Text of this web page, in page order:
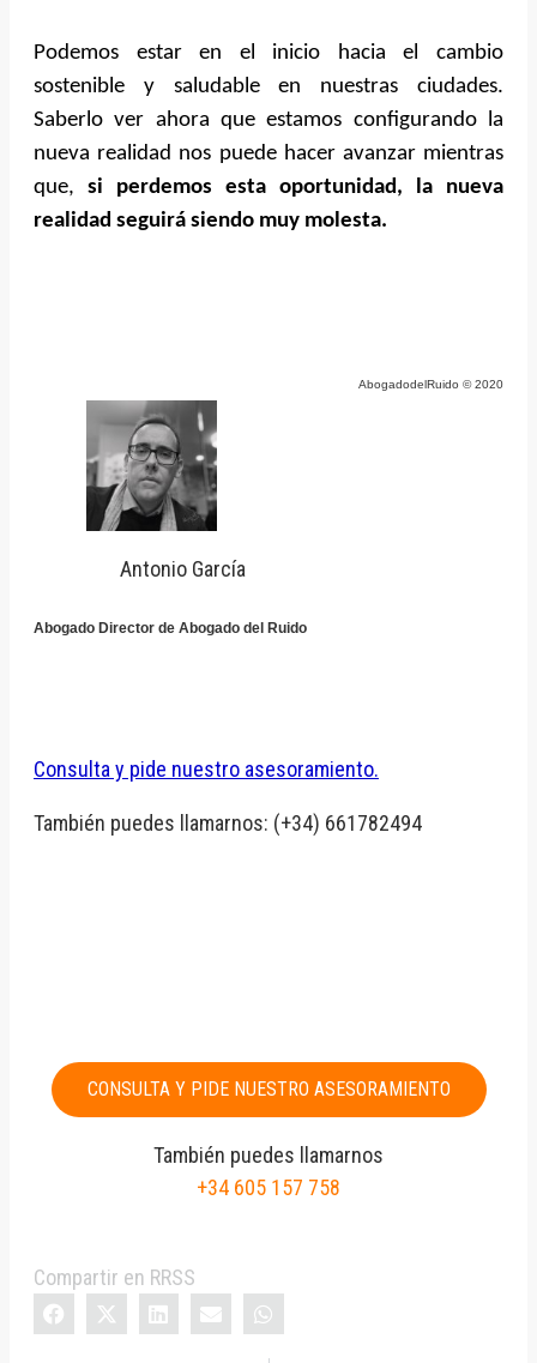
Podemos estar en el inicio hacia el cambio
sostenible y saludable en nuestras ciudades.
Saberlo ver ahora que estamos configurando la
nueva realidad nos puede hacer avanzar mientras
que, si perdemos esta oportunidad, la nueva
realidad seguirá siendo muy molesta.
AbogadodelRuido © 2020
Antonio García
Abogado Director de Abogado del Ruido
Consulta y pide nuestro asesoramiento.
También puedes llamarnos: (+34) 661782494
CONSULTA Y PIDE NUESTRO ASESORAMIENTO
También puedes llamarnos
+34 605 157 758
Compartir en RRSS